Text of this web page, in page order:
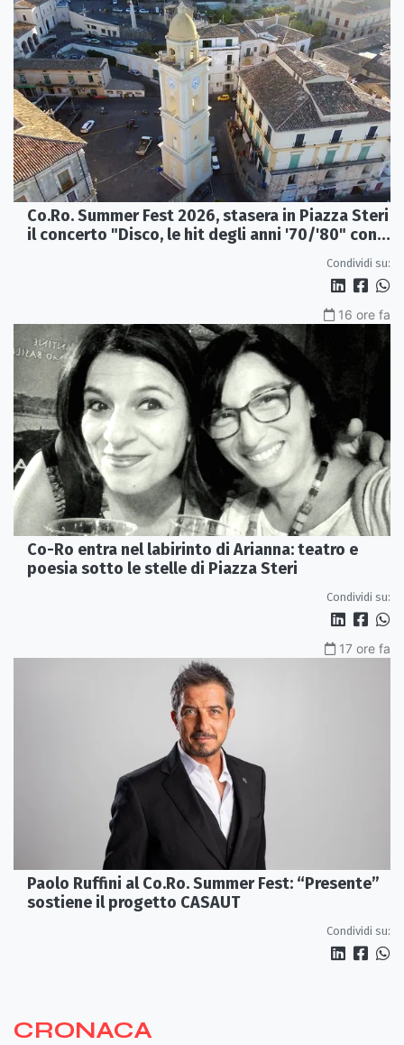
Co.Ro. Summer Fest 2026, stasera in Piazza Steri
il concerto "Disco, le hit degli anni '70/'80" con
Condividi su:
16 ore fa
Co-Ro entra nel labirinto di Arianna: teatro e
poesia sotto le stelle di Piazza Steri
Condividi su:
17 ore fa
Paolo Ruffini al Co.Ro. Summer Fest: “Presente”
sostiene il progetto CASAUT
Condividi su:
CRONACA